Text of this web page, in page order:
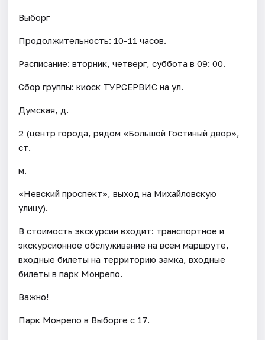
Выборг
Продолжительность: 10-11 часов.
Расписание: вторник, четверг, суббота в 09: 00.
Сбор группы: киоск ТУРСЕРВИС на ул.
Думская, д.
2 (центр города, рядом «Большой Гостиный двор»,
ст.
м.
«Невский проспект», выход на Михайловскую
улицу).
В стоимость экскурсии входит: транспортное и
экскурсионное обслуживание на всем маршруте,
входные билеты на территорию замка, входные
билеты в парк Монрепо.
Важно!
Парк Монрепо в Выборге с 17.